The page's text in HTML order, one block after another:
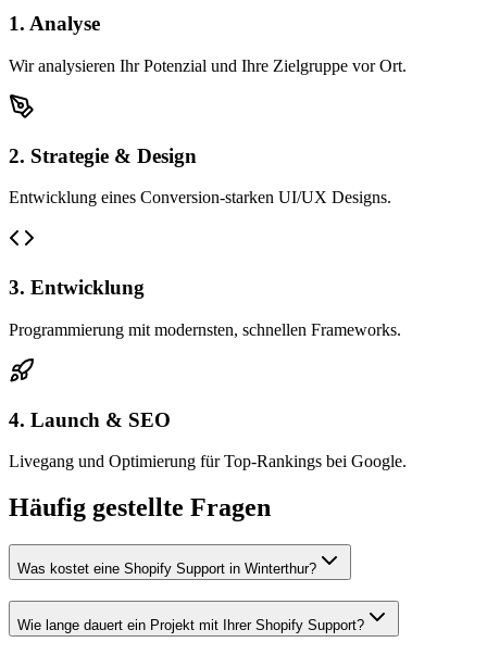
1. Analyse
Wir analysieren Ihr Potenzial und Ihre Zielgruppe vor Ort.
2. Strategie & Design
Entwicklung eines Conversion-starken UI/UX Designs.
3. Entwicklung
Programmierung mit modernsten, schnellen Frameworks.
4. Launch & SEO
Livegang und Optimierung für Top-Rankings bei Google.
Häufig gestellte Fragen
Was kostet eine Shopify Support in Winterthur?
Wie lange dauert ein Projekt mit Ihrer Shopify Support?